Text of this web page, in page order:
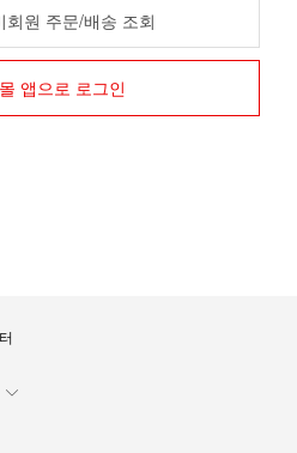
회원 주문/배송 조회
앱으로 로그인